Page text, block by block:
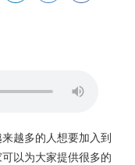
越多的人想要加入到
可以为大家提供很多的